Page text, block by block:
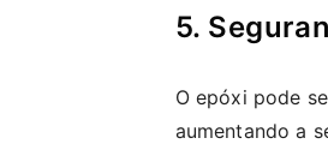
5.
O epóxi pode
aumentando a